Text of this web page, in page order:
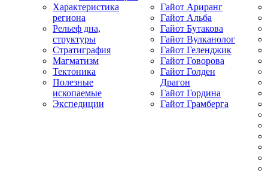
Характеристика
региона
Рельеф дна,
структуры
Стратиграфия
Магматизм
Тектоника
Полезные
ископаемые
Экспедиции
Гайот Аpиранг
Гайот Альба
Гайот Бутакова
Гайот Вулканолог
Гайот Геленджик
Гайот Говорова
Гайот Голден
Драгон
Гайот Гордина
Гайот Грамберга